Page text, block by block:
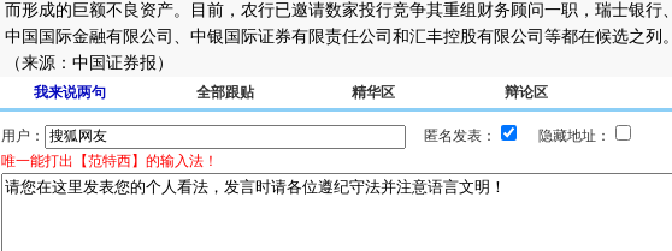
而形成的巨额不良资产。目前，农行已邀请数家投行竞争其重组财务顾问一职，瑞士银行、
中国国际金融有限公司、中银国际证券有限责任公司和汇丰控股有限公司等都在候选之列。
（来源：中国证券报）
我来说两句 全部跟贴 精华区 辩论区
用户： 匿名发表：
隐藏地址：
唯一能打出【范特西】的输入法！